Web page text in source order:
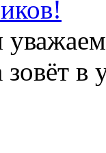
в